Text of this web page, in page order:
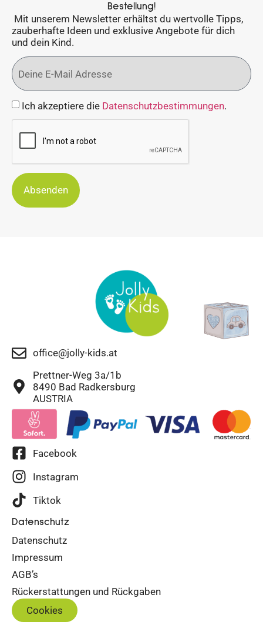
Bestellung!
Mit unserem Newsletter erhältst du wertvolle Tipps,
zauberhafte Ideen und exklusive Angebote für dich
und dein Kind.
Ich akzeptiere die Datenschutzbestimmungen.
Absenden
office@jolly-kids.at
Prettner-Weg 3a/1b
8490 Bad Radkersburg
AUSTRIA
Facebook
Instagram
Tiktok
Datenschutz
Datenschutz
Impressum
AGB’s
Rückerstattungen und Rückgaben
Cookies